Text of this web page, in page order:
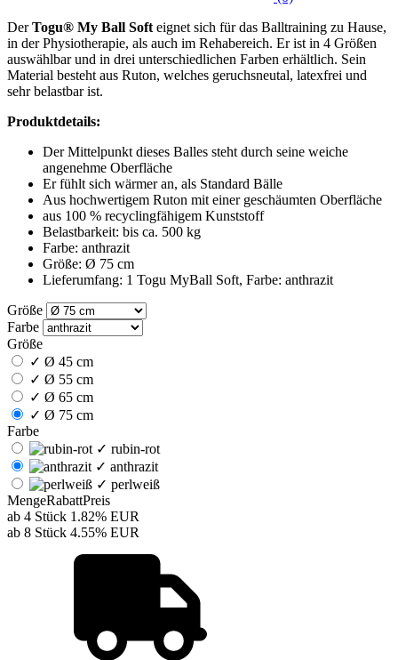
DerTogu® My Ball Soft eignet sich für das Balltraining zu Hause,
in der Physiotherapie, als auch im Rehabereich. Er ist in 4 Größen
auswählbar und in drei unterschiedlichen Farben erhältlich. Sein
Material besteht aus Ruton, welches geruchsneutal, latexfrei und
sehr belastbar ist.
Produktdetails:
Der Mittelpunkt dieses Balles steht durch seine weiche
angenehme Oberfläche
Er fühlt sich wärmer an, als Standard Bälle
Aus hochwertigem Ruton mit einer geschäumten Oberfläche
aus 100 % recyclingfähigem Kunststoff
Belastbarkeit: bis ca. 500 kg
Farbe: anthrazit
Größe: Ø 75 cm
Lieferumfang: 1 Togu MyBall Soft, Farbe: anthrazit
Größe
Farbe
Größe
✓ Ø 45 cm
✓ Ø 55 cm
✓ Ø 65 cm
✓ Ø 75 cm
Farbe
✓ rubin-rot
✓ anthrazit
✓ perlweiß
MengeRabattPreis
ab 4 Stück 1.82% EUR
ab 8 Stück 4.55% EUR